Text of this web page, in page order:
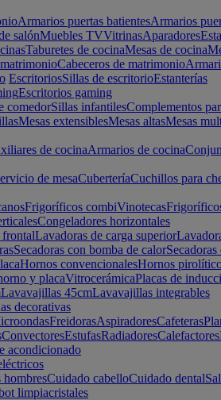
Armarios puertas batientesArmarios
salónMuebles TVVitrinasAparadores
Taburetes de cocinaMesas de cocina
Cabeceros de matrimonio
EscritoriosSillas de escritorioEstanterías
Escritorios gaming
comedorSillas infantilesComplementos
Mesas extensiblesMesas altasMesas
de cocinaArmarios de cocina
de mesaCuberteríaCuchillos para
Frigoríficos combiVinotecas
Congeladores horizontales
frontalLavadoras de carga superior
Secadoras con bomba de calor
Hornos convencionalesHornos
y placaVitrocerámicaPlacas de
Lavavajillas 45cmLavavajillas integrables
decorativas
FreidorasAspiradoresCafeteras
ConvectoresEstufasRadiadoresCalefactores
acondicionado
hombresCuidado cabelloCuidado dental
limpiacristales